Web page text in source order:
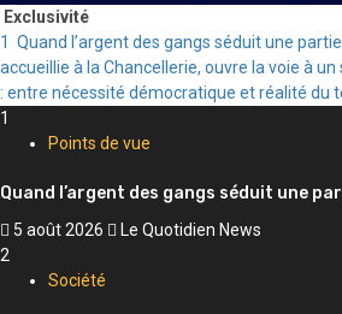
Exclusivité
1 Quand l’argent des gangs séduit une
accueillie à la Chancellerie, ouvre la voie à
: entre nécessité démocratique et réalité du
1
Points de vue
Quand l’argent des gangs séduit une
5 août 2026
Le Quotidien News
2
Société